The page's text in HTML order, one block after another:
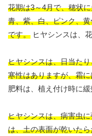
花期は3～4月で、穂状
青、紫、白、ピンク、
です。 ヒヤシンスは、
ヒヤシンスは、日当た
寒性はありますが、霜
肥料は、植え付け時に緩
ヒヤシンスは、病害虫
は、土の表面が乾いた